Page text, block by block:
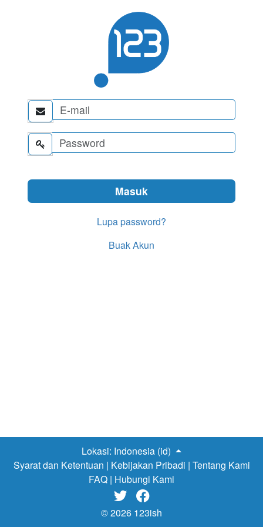


Lupa password?
Buak Akun
Lokasi: Indonesia (id)
Syarat dan Ketentuan | Kebijakan Pribadi | Tentang Kami
FAQ | Hubungi Kami
 
© 2026 123ish